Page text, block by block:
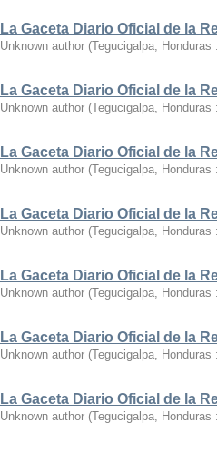
La Gaceta Diario Oficial de la
Unknown author (Tegucigalpa,
La Gaceta Diario Oficial de la
Unknown author (Tegucigalpa,
La Gaceta Diario Oficial de la
Unknown author (Tegucigalpa,
La Gaceta Diario Oficial de la
Unknown author (Tegucigalpa,
La Gaceta Diario Oficial de la
Unknown author (Tegucigalpa,
La Gaceta Diario Oficial de la
Unknown author (Tegucigalpa,
La Gaceta Diario Oficial de la
Unknown author (Tegucigalpa,